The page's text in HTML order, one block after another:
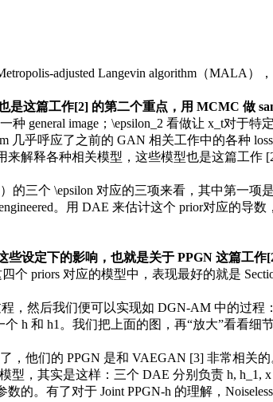
adjusted Langevin algorithm（MALA），
是这篇工作[2] 的第二个重点，用 MCMC 做
种 general image；\epsilon_2 看做让 x_t对于
乎呼应了之前的 GAN 相关工作中的各种 loss
来解释各种相关模型，这些模型也是这篇工
的三个 \epsilon 对应的三项来看，其中第一项
。用 DAE 来估计这个 prior对应的
设定下的影响，也就是关于 PPGN 这篇工作
priors 对应的模型中，表现最好的就是
，然后我们便可以实现如 DGN-AM 中的过
h 和 h1。我们把上面的图，再“放大”看看细节
他们的 PPGN 是和 VAEGAN [3] 非常相关
，其实是这样：三个 DAE 分别负责 h, h_1,
。有了对于 Joint PPGN-h 的理解，